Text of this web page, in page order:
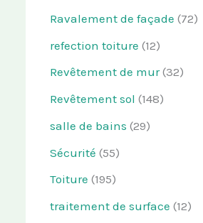
Ravalement de façade (72)
refection toiture (12)
Revêtement de mur(32)
Revêtement sol (148)
salle de bains (29)
Sécurité (55)
Toiture (195)
traitement de surface (12)